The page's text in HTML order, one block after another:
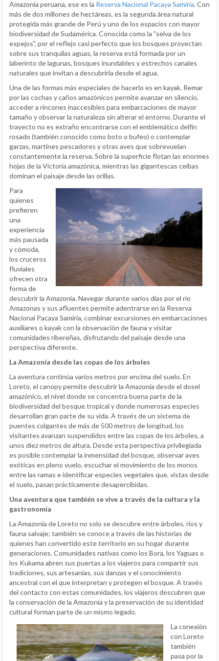
Amazonía peruana, ese es la Reserva Nacional Pacaya Samiria. Con
más de dos millones de hectáreas, es la segunda área natural
protegida más grande de Perú y uno de los espacios con mayor
biodiversidad de Sudamérica. Conocida como la "selva de los
espejos", por el reflejo casi perfecto que los bosques proyectan
sobre sus tranquilas aguas, la reserva está formada por un
laberinto de lagunas, bosques inundables y estrechos canales
naturales que invitan a descubrirla desde el agua.
Una de las formas más especiales de hacerlo es en kayak. Remar
por las cochas y caños amazónicos permite avanzar en silencio,
acceder a rincones inaccesibles para embarcaciones de mayor
tamaño y observar la naturaleza sin alterar el entorno. Durante el
trayecto no es extraño encontrarse con el emblemático delfín
rosado (también conocido como boto o bufeo) o contemplar
garzas, martines pescadores y otras aves que sobrevuelan
constantemente la reserva. Sobre la superficie flotan las enormes
hojas de la Victoria amazónica, mientras las gigantescas ceibas
dominan el paisaje desde las orillas.
Para
quienes
prefieren
una
experiencia
más pausada
y cómoda,
los cruceros
fluviales
ofrecen otra
forma de
descubrir la Amazonía. Navegar durante varios días por el río
Amazonas y sus afluentes permite adentrarse en la Reserva
Nacional Pacaya Samiria, combinar excursiones en embarcaciones
auxiliares o kayak con la observación de fauna y visitar
comunidades ribereñas, disfrutando del paisaje desde una
perspectiva diferente.
La Amazonía desde las copas de los árboles
La aventura continúa varios metros por encima del suelo. En
Loreto, el canopy permite descubrir la Amazonía desde el dosel
amazónico, el nivel donde se concentra buena parte de la
biodiversidad del bosque tropical y donde numerosas especies
desarrollan gran parte de su vida. A través de un sistema de
puentes colgantes de más de 500 metros de longitud, los
visitantes avanzan suspendidos entre las copas de los árboles, a
unos diez metros de altura. Desde esta perspectiva privilegiada
es posible contemplar la inmensidad del bosque, observar aves
exóticas en pleno vuelo, escuchar el movimiento de los monos
entre las ramas e identificar especies vegetales que, vistas desde
el suelo, pasan prácticamente desapercibidas.
Una aventura que también se vive a través de la cultura y la
gastronomía
La Amazonía de Loreto no solo se descubre entre árboles, ríos y
fauna salvaje; también se conoce a través de las historias de
quienes han convertido este territorio en su hogar durante
generaciones. Comunidades nativas como los Bora, los Yaguas o
los Kukama abren sus puertas a los viajeros para compartir sus
tradiciones, sus artesanías, sus danzas y el conocimiento
ancestral con el que interpretan y protegen el bosque. A través
del contacto con estas comunidades, los viajeros descubren que
la conservación de la Amazonía y la preservación de su identidad
cultural forman parte de un mismo legado.
La conexión
con Loreto
también
pasa por la